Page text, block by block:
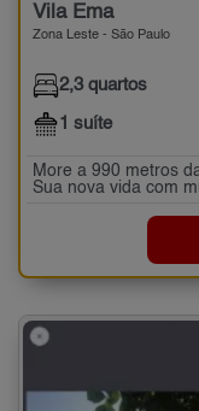
Vila Ema
Zona Leste - São Paulo
2,3 quartos
1 suíte
More a 990 metros
Sua nova vida com